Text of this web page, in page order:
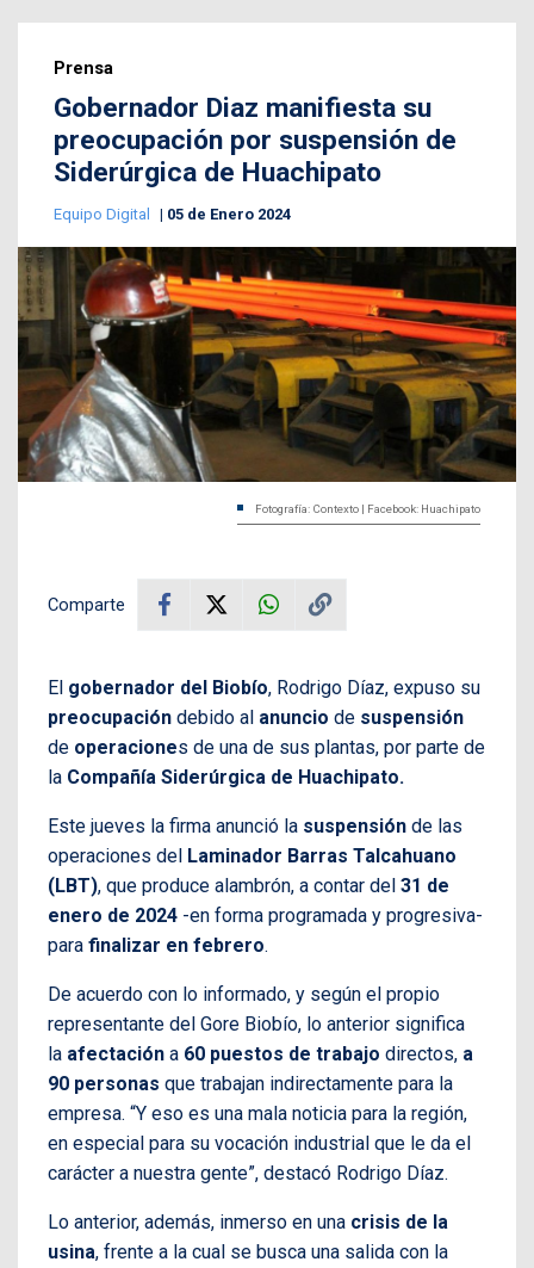
Prensa
Gobernador Diaz manifiesta su
preocupación por suspensión de
Siderúrgica de Huachipato
Equipo Digital 05 de Enero 2024
Fotografía: Contexto | Facebook: Huachipato
Comparte
El gobernador del Biobío, Rodrigo Díaz, expuso su
preocupación debido al anuncio de suspensión
de operaciones de una de sus plantas, por parte de
la Compañía Siderúrgica de Huachipato.
Este jueves la firma anunció la suspensión de las
operaciones del Laminador Barras Talcahuano
(LBT), que produce alambrón, a contar del 31 de
enero de 2024 -en forma programada y progresiva-
para finalizar en febrero.
De acuerdo con lo informado, y según el propio
representante del Gore Biobío, lo anterior significa
la afectación a 60 puestos de trabajo directos, a
90 personas que trabajan indirectamente para la
empresa. “Y eso es una mala noticia para la región,
en especial para su vocación industrial que le da el
carácter a nuestra gente”, destacó Rodrigo Díaz.
Lo anterior, además, inmerso en una crisis de la
usina, frente a la cual se busca una salida con la